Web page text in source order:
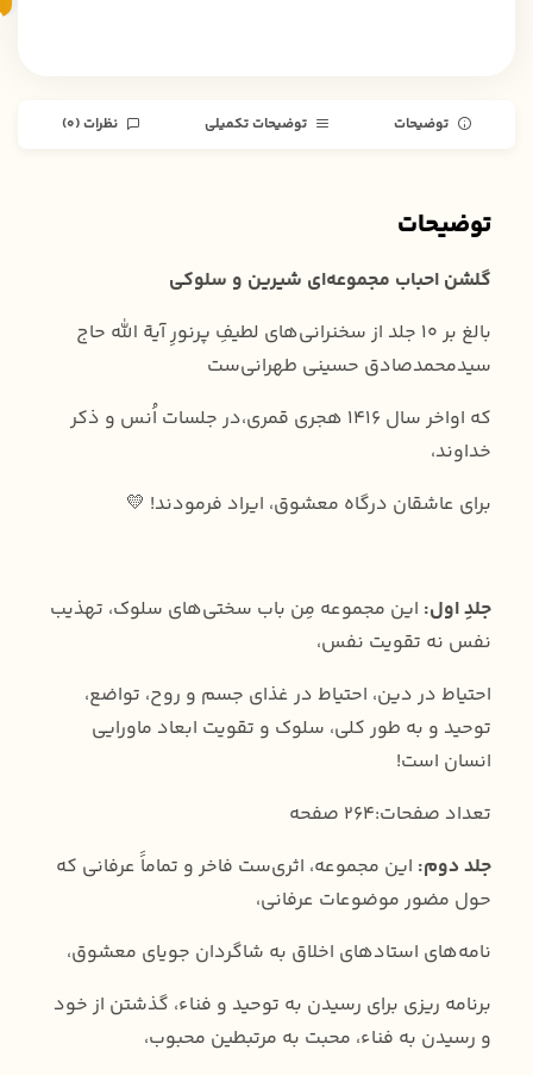
توضیحات توضیحات تکمیلی نظرات (0)
توضیحات
گلشن احباب مجموعه‌ای شیرین و سلوکی
بالغ بر ۱۰ جلد از سخنرانی‌های لطیفِ پرنورِ آیة الله حاج
سیدمحمدصادق حسینی طهرانی‌ست
که اواخر سال 1416 هجری قمری،در جلسات اُنس و ذکر
خداوند،
برای عاشقان درگاه معشوق، ایراد فرمودند! 💛
جلدِ اول: این مجموعه مِن باب سختی‌های سلوک، تهذیب
نفس نه تقویت نفس،
احتیاط در دین، احتیاط در غذای جسم و روح، تواضع،
توحید و به طور کلی، سلوک و تقویت ابعاد ماورایی
انسان است!
تعداد صفحات:264 صفحه
جلد دوم: این مجموعه، اثری‌ست فاخر و تماماََ عرفانی که
حول مضور موضوعات عرفانی،
نامه‌های استادهای اخلاق به شاگردان جویای معشوق،
برنامه ریزی برای رسیدن به توحید و فناء، گذشتن از خود
و رسیدن به فناء، محبت به مرتبطین محبوب،